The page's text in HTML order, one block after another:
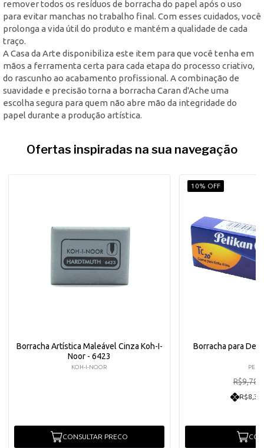
remover todos os resíduos de borracha do papel após o uso
para evitar manchas no trabalho final. Com esses cuidados, você
prolonga a vida útil do produto e mantém a qualidade de cada
traço.
A Casa da Arte disponibiliza este item para que você tenha em
mãos a ferramenta certa para cada etapa do processo criativo,
do rascunho ao acabamento profissional. A combinação de
suavidade e precisão torna a borracha Caran d'Ache uma
escolha segura para quem não abre mão da integridade do
papel durante a produção artística.
Ofertas inspiradas na sua navegação
Borracha Artística Maleável Cinza Koh-I-
Noor - 6423
KOH-I-NOOR
CONSULTAR PRECO
10% OFF
Borracha para
R$9,78
R$8,36